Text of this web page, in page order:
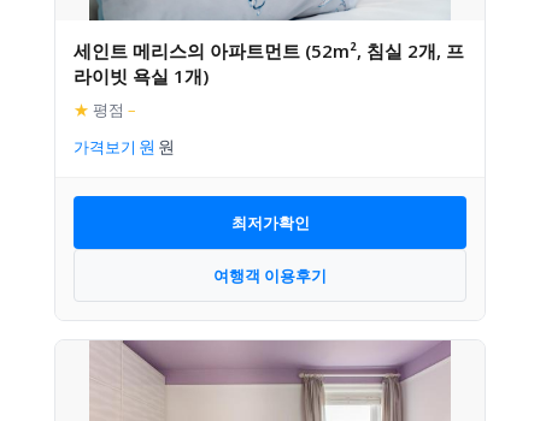
세인트 메리스의 아파트먼트 (52m², 침실 2개, 프
라이빗 욕실 1개)
★ 평점 –
가격보기
최저가확인
여행객 이용후기